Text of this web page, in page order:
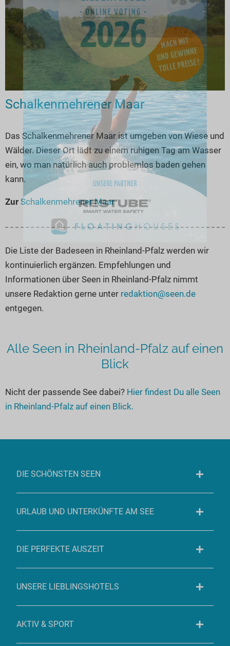
Schalkenmehrener Maar
Das Schalkenmehrener Maar ist umgeben von Wiese und
Wälder. Dieser Ort lädt zu einem ruhigen Tag am Wasser
ein, wo man natürlich auch problemlos baden gehen
kann.
Zur Schalkenmehrener Maar
Die Liste der Badeseen in Rheinland-Pfalz werden wir
kontinuierlich ergänzen. Empfehlungen und
Informationen über Seen in Rheinland-Pfalz nimmt
unsere Redaktion gerne unter redaktion@seen.de
entgegen.
Alle Seen in Rheinland-Pfalz auf einen
Blick
Nicht der passende See dabei? Hier findest Du alle Seen
in Rheinland-Pfalz auf einen Blick.
DIE SCHÖNSTEN SEEN
URLAUB UND UNTERKÜNFTE AM SEE
DIE PERFEKTE AUSZEIT
UNSERE LIEBLINGSHOTELS
AKTIV & SPORT